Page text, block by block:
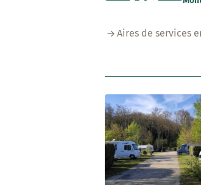
Aires de services